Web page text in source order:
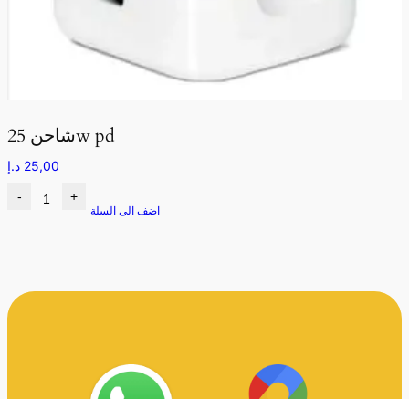
شاحن 25w pd
25,00 د.إ
- +
اضف الى السلة